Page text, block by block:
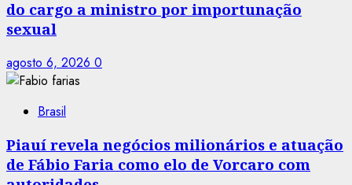
do cargo a ministro por importunação
sexual
agosto 6, 2026 0
Brasil
Piauí revela negócios milionários e atuação
de Fábio Faria como elo de Vorcaro com